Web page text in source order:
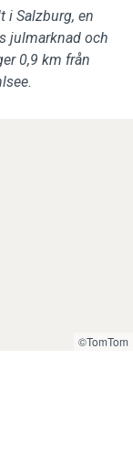
i Salzburg, en
julmarknad och
0,9 km från
©TomTom